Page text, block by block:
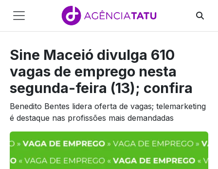
Pular para o conteúdo
Main
Navigation
Sine Maceió divulga 610
vagas de emprego nesta
segunda-feira (13); confira
Benedito Bentes lidera oferta de vagas; telemarketing
é destaque nas profissões mais demandadas